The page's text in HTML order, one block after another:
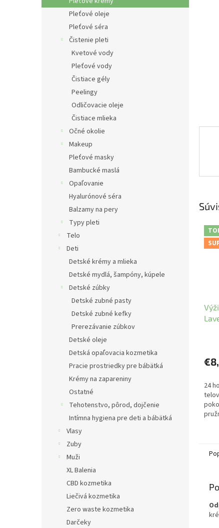
Pleťové oleje
Pleťové séra
Čistenie pleti
Kvetové vody
Pleťové vody
Čistiace gély
Peelingy
Odličovacie oleje
Čistiace mlieka
Očné okolie
Makeup
Pleťové masky
Bambucké maslá
Opaľovanie
Hyalurónové séra
Balzamy na pery
Typy pleti
Telo
Deti
Detské krémy a mlieka
Detské mydlá, šampóny, kúpele
Detské zúbky
Detské zubné pasty
Detské zubné kefky
Prerezávanie zúbkov
Detské oleje
Detská opaľovacia kozmetika
Pracie prostriedky pre bábätká
Krémy na zapareniny
Ostatné
Tehotenstvo, pôrod, dojčenie
Intímna hygiena pre deti a bábätká
Vlasy
Zuby
Muži
XL Balenia
CBD kozmetika
Liečivá kozmetika
Zero waste kozmetika
Darčeky
24